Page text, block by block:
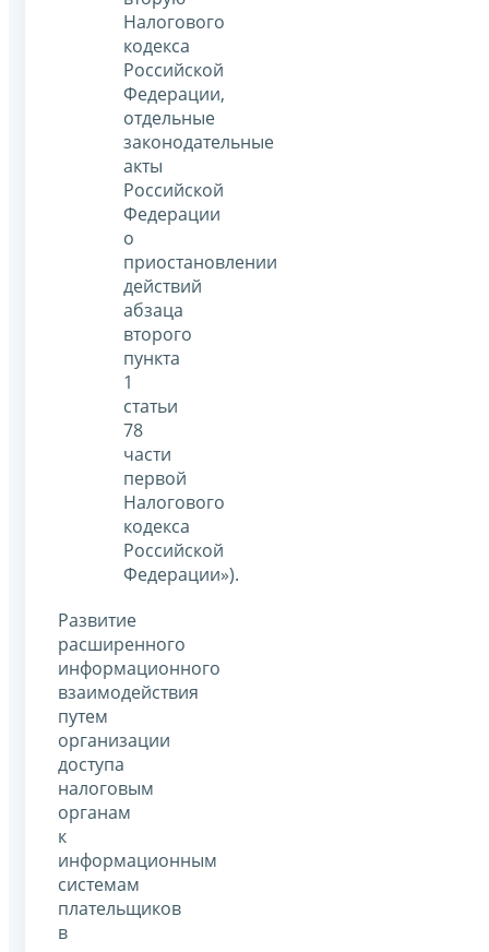
Налогового
кодекса
Российской
Федерации,
отдельные
законодательные
акты
Российской
Федерации
о
приостановлении
действий
абзаца
второго
пункта
1
статьи
78
части
первой
Налогового
кодекса
Российской
Федерации»).
Развитие
расширенного
информационного
взаимодействия
путем
организации
доступа
налоговым
органам
к
информационным
системам
плательщиков
в